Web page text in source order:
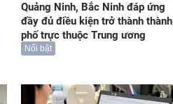
Quảng Ninh, Bắc Ninh đáp ứng
đầy đủ điều kiện trở thành thành
phố trực thuộc Trung ương
Nổi bật